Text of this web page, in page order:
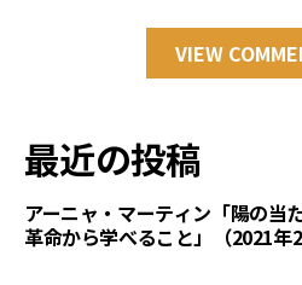
VIEW
最近の投稿
アーニャ・マーティン「陽の当
革命から学べること」（2021年2